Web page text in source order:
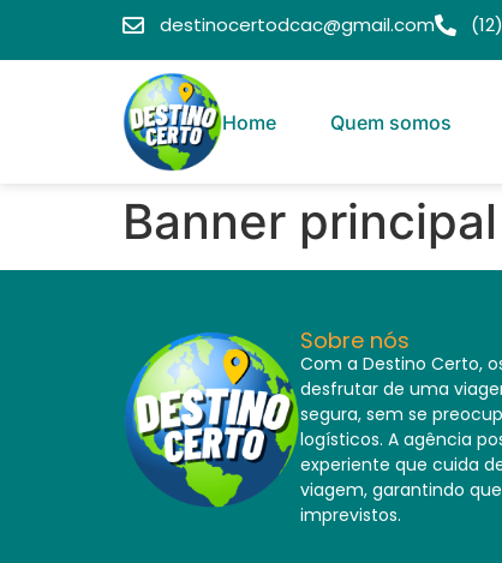
destinocertodcac@gmail.com
Home Quem somos
Banner principal
Sobre nós
Com a Destino Certo,
desfrutar de uma
segura, sem se
logísticos. A agência
experiente que cuida
viagem, garantindo
imprevistos.